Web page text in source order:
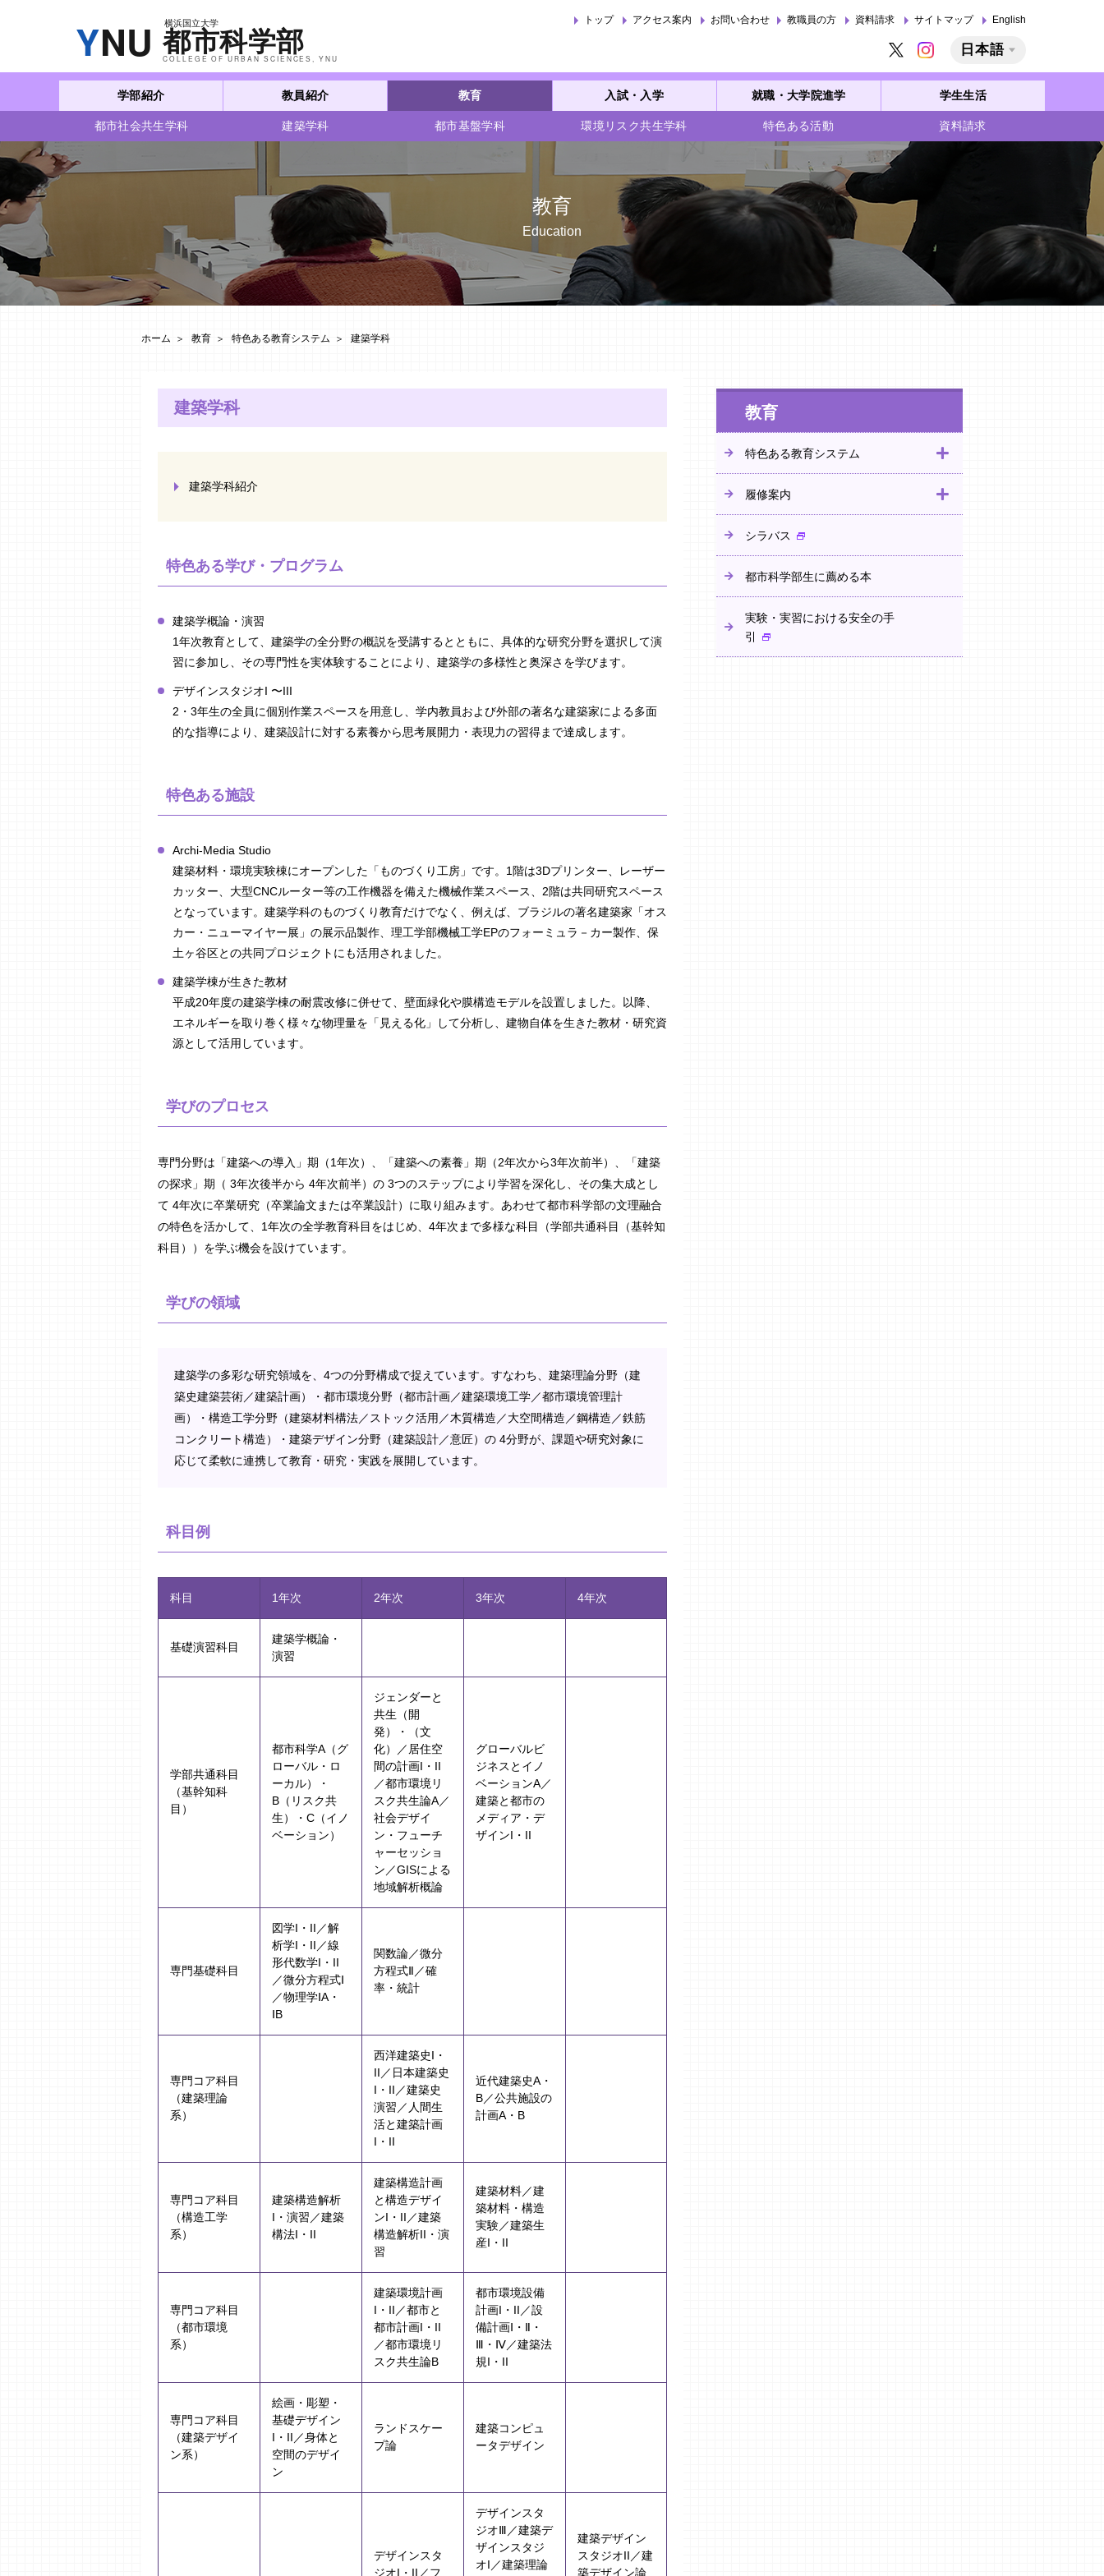
トップ アクセス案内 お問い合わせ 教職員の方 資料請求 サイトマップ English
日本語
学部紹介 教員紹介 教育 入試・入学 就職・大学院進学 学生生活
都市社会共生学科 建築学科 都市基盤学科 環境リスク共生学科 特色ある活動 資料請求
教育
Education
ホーム 教育 特色ある教育システム 建築学科
建築学科
建築学科紹介
特色ある学び・プログラム
建築学概論・演習
1年次教育として、建築学の全分野の概説を受講するとともに、具体的な研究分野を選択して演
習に参加し、その専門性を実体験することにより、建築学の多様性と奥深さを学びます。
デザインスタジオI 〜III
2・3年生の全員に個別作業スペースを用意し、学内教員および外部の著名な建築家による多面
的な指導により、建築設計に対する素養から思考展開力・表現力の習得まで達成します。
特色ある施設
Archi-Media Studio
建築材料・環境実験棟にオープンした「ものづくり工房」です。1階は3Dプリンター、レーザー
カッター、大型CNCルーター等の工作機器を備えた機械作業スペース、2階は共同研究スペース
となっています。建築学科のものづくり教育だけでなく、例えば、ブラジルの著名建築家「オス
カー・ニューマイヤー展」の展示品製作、理工学部機械工学EPのフォーミュラ－カー製作、保
土ヶ谷区との共同プロジェクトにも活用されました。
建築学棟が生きた教材
平成20年度の建築学棟の耐震改修に併せて、壁面緑化や膜構造モデルを設置しました。以降、
エネルギーを取り巻く様々な物理量を「見える化」して分析し、建物自体を生きた教材・研究資
源として活用しています。
学びのプロセス
専門分野は「建築への導入」期（1年次）、「建築への素養」期（2年次から3年次前半）、「建築
の探求」期（ 3年次後半から 4年次前半）の 3つのステップにより学習を深化し、その集大成とし
て 4年次に卒業研究（卒業論文または卒業設計）に取り組みます。あわせて都市科学部の文理融合
の特色を活かして、1年次の全学教育科目をはじめ、4年次まで多様な科目（学部共通科目（基幹知
科目））を学ぶ機会を設けています。
学びの領域
建築学の多彩な研究領域を、4つの分野構成で捉えています。すなわち、建築理論分野（建
築史建築芸術／建築計画）・都市環境分野（都市計画／建築環境工学／都市環境管理計
画）・構造工学分野（建築材料構法／ストック活用／木質構造／大空間構造／鋼構造／鉄筋
コンクリート構造）・建築デザイン分野（建築設計／意匠）の 4分野が、課題や研究対象に
応じて柔軟に連携して教育・研究・実践を展開しています。
科目例
科目 1年次 2年次 3年次 4年次
基礎演習科目
建築学概論・
演習
学部共通科目
（基幹知科
目）
都市科学A（グ
ローバル・ロ
ーカル）・
B（リスク共
生）・C（イノ
ベーション）
ジェンダーと
共生（開
発）・（文
化）／居住空
間の計画I・II
／都市環境リ
スク共生論A／
社会デザイ
ン・フューチ
ャーセッショ
ン／GISによる
地域解析概論
グローバルビ
ジネスとイノ
ベーションA／
建築と都市の
メディア・デ
ザインI・II
専門基礎科目
図学I・II／解
析学I・II／線
形代数学I・II
／微分方程式Ⅰ
／物理学ⅠA・
ⅠB
関数論／微分
方程式Ⅱ／確
率・統計
専門コア科目
（建築理論
系）
西洋建築史I・
II／日本建築史
I・II／建築史
演習／人間生
活と建築計画
I・II
近代建築史A・
B／公共施設の
計画A・B
専門コア科目
（構造工学
系）
建築構造解析
I・演習／建築
構法I・II
建築構造計画
と構造デザイ
ンI・II／建築
構造解析II・演
習
建築材料／建
築材料・構造
実験／建築生
産I・II
専門コア科目
（都市環境
系）
建築環境計画
I・II／都市と
都市計画I・II
／都市環境リ
スク共生論B
都市環境設備
計画I・II／設
備計画Ⅰ・Ⅱ・
Ⅲ・Ⅳ／建築法
規I・II
専門コア科目
（建築デザイ
ン系）
絵画・彫塑・
基礎デザイン
I・II／身体と
空間のデザイ
ン
ランドスケー
プ論
建築コンピュ
ータデザイン
デザインスタ
ジオI・II／フ
デザインスタ
ジオⅢ／建築デ
ザインスタジ
オI／建築理論
建築デザイン
スタジオII／建
築デザイン論
教育
特色ある教育システム
履修案内
シラバス
都市科学部生に薦める本
実験・実習における安全の手
引